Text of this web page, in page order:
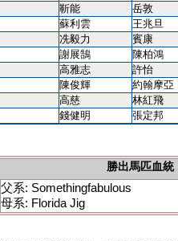
靳能 岳敦
蘇利雲 王兆旦
冼毅力 賓康
謝展鵠 陳柏鴻
高雅志 許怡
陳俊輝 約翰摩亞
高慈 林紅飛
錢健明
張定邦
勝出馬匹血統
父系: Somethingfabulous
母系: Florida Jig